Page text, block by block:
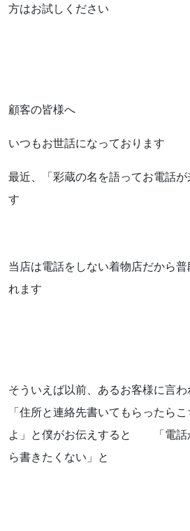
方はお試しください
顧客の皆様へ
いつもお世話になっております
最近、「彩蔵の名を語ってお電話
す
当店は電話をしない着物店だから
れます
そういえば以前、あるお客様に言
「住所と連絡先書いてもらったら
よ」と僕がお伝えすると 「電話
ら書きたくない」と